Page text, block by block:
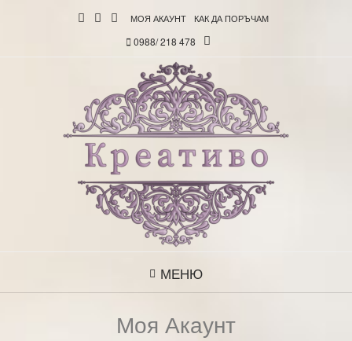
МОЯ АКАУНТ КАК ДА ПОРЪЧАМ
0988/ 218 478
МЕНЮ
Моя Акаунт